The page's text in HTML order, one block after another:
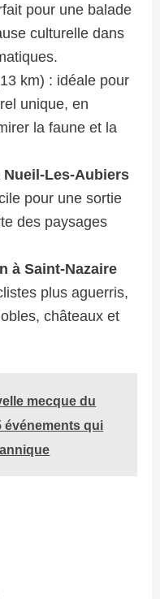
pour une balade
culturelle dans
km) : idéale pour
unique, en
la faune et la
Les-Aubiers
pour une sortie
des paysages
à Saint-Nazaire
plus aguerris,
châteaux et
mecque du
événements qui